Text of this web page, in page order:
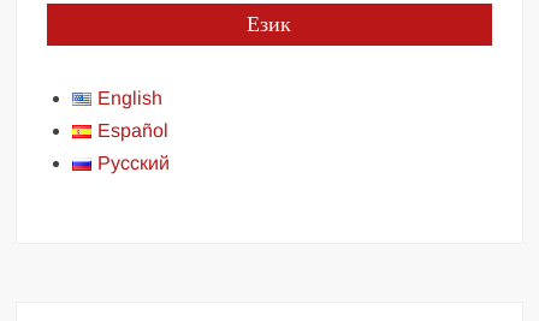
Език
English
Español
Русский